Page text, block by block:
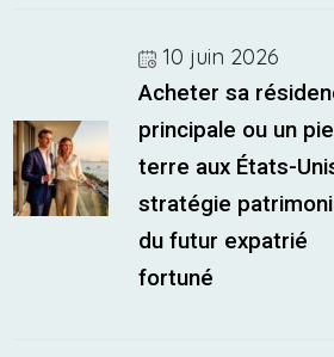
10 juin 2026
Acheter sa
principale ou un
terre aux États-
stratégie
du futur expatrié
fortuné